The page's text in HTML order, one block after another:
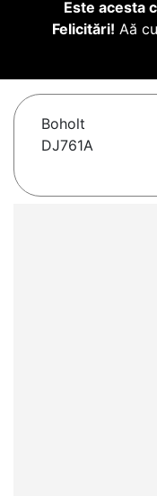
Este acesta
Felicitări! Aă
Boholt
DJ761A